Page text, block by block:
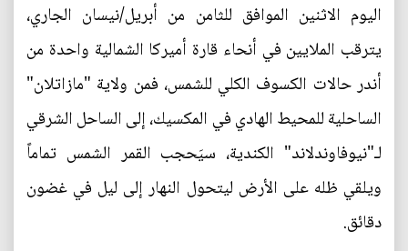
اليوم الاثنين الموافق للثامن من أبريل/نيسان الجاري،
يترقب الملايين في أنحاء قارة أميركا الشمالية واحدة من
أندر حالات الكسوف الكلي للشمس، فمن ولاية "مازاتلان"
الساحلية للمحيط الهادي في المكسيك، إلى الساحل الشرقي
لـ"نيوفاوندلاند" الكندية، سيَحجب القمر الشمس تماماً
ويلقي ظله على الأرض ليتحول النهار إلى ليل في غضون
دقائق.